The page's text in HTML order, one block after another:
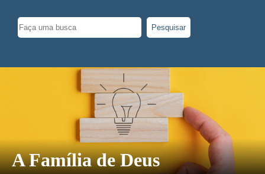
Pesquisar
A Família de Deus